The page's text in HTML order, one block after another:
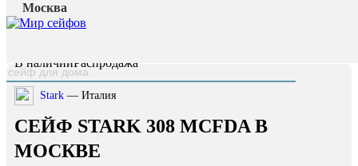
Москва
Главная страница
Каталог /
В наличииРаспродажа
Stark — Италия
СЕЙФ STARK 308 MCFDA В
МОСКВЕ